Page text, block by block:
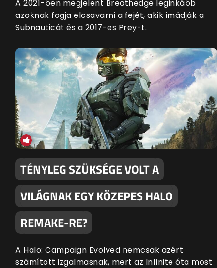
A 2021-ben megjelent Breathedge leginkább
azoknak fogja elcsavarni a fejét, akik imádják a
Subnauticát és a 2017-es Prey-t.
TÉNYLEG SZÜKSÉGE VOLT A
VILÁGNAK EGY KÖZEPES HALO
REMAKE-RE?
A Halo: Campaign Evolved nemcsak azért
számított izgalmasnak, mert az Infinite óta most